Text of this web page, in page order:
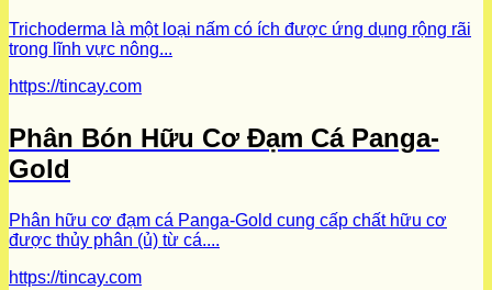
Trichoderma là một loại nấm có ích được ứng dụng rộng rãi
trong lĩnh vực nông...
https://tincay.com
Phân Bón Hữu Cơ Đạm Cá Panga-
Gold
Phân hữu cơ đạm cá Panga-Gold cung cấp chất hữu cơ
được thủy phân (ủ) từ cá....
https://tincay.com